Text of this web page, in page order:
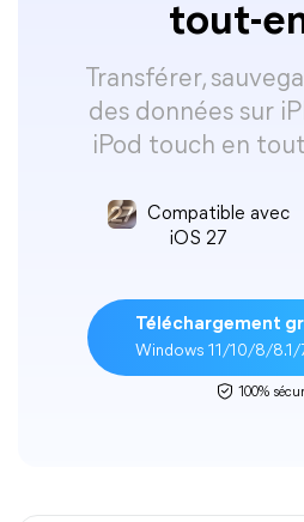
tout-
Transférer,
des données sur
iPod touch en
Compatible avec
iOS 27
Téléchargement
Windows 11/10/8/8.1/
100%